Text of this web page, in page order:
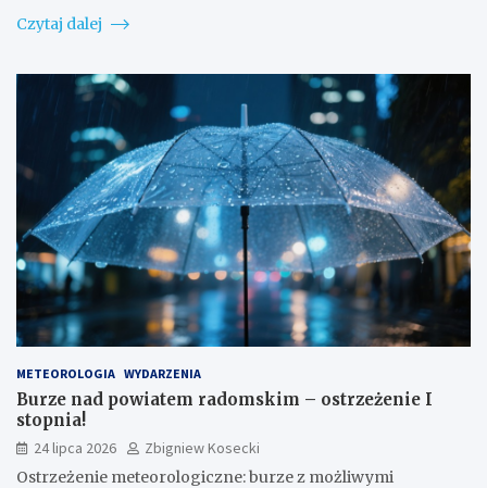
Czytaj dalej
METEOROLOGIA WYDARZENIA
Burze nad powiatem radomskim – ostrzeżenie I
stopnia!
24 lipca 2026
Zbigniew Kosecki
Ostrzeżenie meteorologiczne: burze z możliwymi